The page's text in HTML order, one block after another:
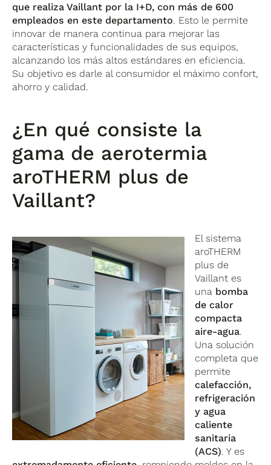
que realiza Vaillant por la I+D, con más de 600
empleados en este departamento. Esto le permite
innovar de manera continua para mejorar las
características y funcionalidades de sus equipos,
alcanzando los más altos estándares en eficiencia.
Su objetivo es darle al consumidor el máximo confort,
ahorro y calidad.
¿En qué consiste la
gama de aerotermia
aroTHERM plus de
Vaillant?
El sistema
aroTHERM
plus de
Vaillant es
una bomba
de calor
compacta
aire-agua.
Una solución
completa que
permite
calefacción,
refrigeración
y agua
caliente
sanitaria
(ACS). Y es